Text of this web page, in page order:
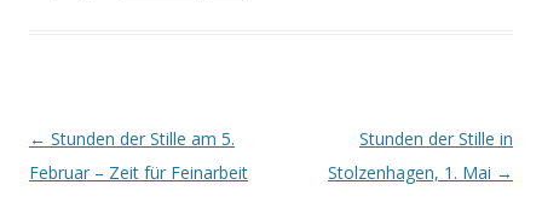
Beitrags-
Navigation
← Stunden der Stille am 5.
Februar – Zeit für Feinarbeit
Stunden der Stille in
Stolzenhagen, 1. Mai →